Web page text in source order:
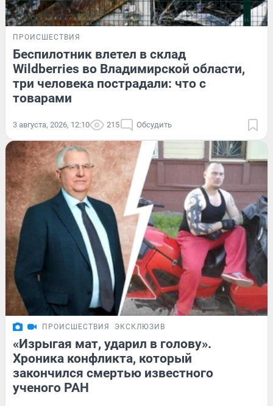
ПРОИСШЕСТВИЯ
Беспилотник влетел в склад
Wildberries во Владимирской области,
три человека пострадали: что с
товарами
3 августа, 2026, 12:10 215 Обсудить
ПРОИСШЕСТВИЯ ЭКСКЛЮЗИВ
«Изрыгая мат, ударил в голову».
Хроника конфликта, который
закончился смертью известного
ученого РАН